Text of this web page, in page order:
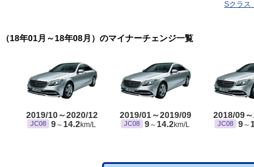
Sクラス
（18年01月～18年08月）のマイナーチェンジ一覧
2019/10～2020/12
JC08 9～ 14.2km/L
2019/01～2019/09
JC08 9～ 14.2km/L
2018/09
JC08 9～